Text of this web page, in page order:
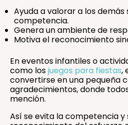
Ayuda a valorar a los demás
competencia.
Genera un ambiente de
Motiva el reconocimiento
En eventos infantiles o
como losjuegos para fiestas,
convertirse en una pequeña
agradecimientos, donde
mención.
Así se evita la competencia